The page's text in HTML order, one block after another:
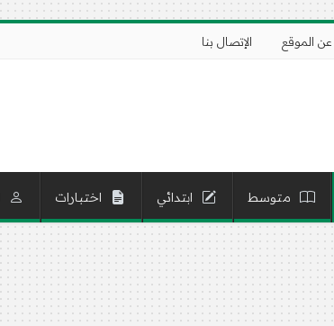
عن الموقع الإتصال بنا
متوسط ابتدائي اختبارات